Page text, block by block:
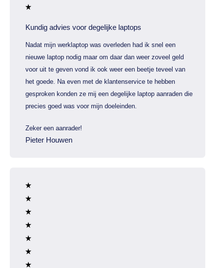
Kundig advies voor degelijke laptops
Nadat mijn werklaptop was overleden had ik snel een
nieuwe laptop nodig maar om daar dan weer zoveel geld
voor uit te geven vond ik ook weer een beetje teveel van
het goede. Na even met de klantenservice te hebben
gesproken konden ze mij een degelijke laptop aanraden die
precies goed was voor mijn doeleinden.
Zeker een aanrader!
Pieter Houwen